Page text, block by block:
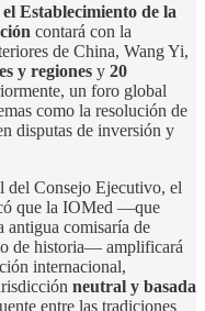
Establecimiento de la
contará con la
de China, Wang Yi,
y regiones y 20
un foro global
como la resolución de
disputas de inversión y
del Consejo Ejecutivo, el
que la IOMed —que
antigua comisaría de
de historia— amplificará
internacional,
neutral y basada
entre las tradiciones